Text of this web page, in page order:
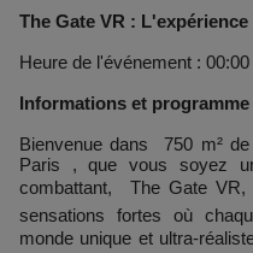
The Gate VR :
Heure de l'événement : 00:00
Informations et
Bienvenue dans 750 m²
Paris , que vous soyez
combattant, The Gate
sensations fortes où
monde unique et ultra-